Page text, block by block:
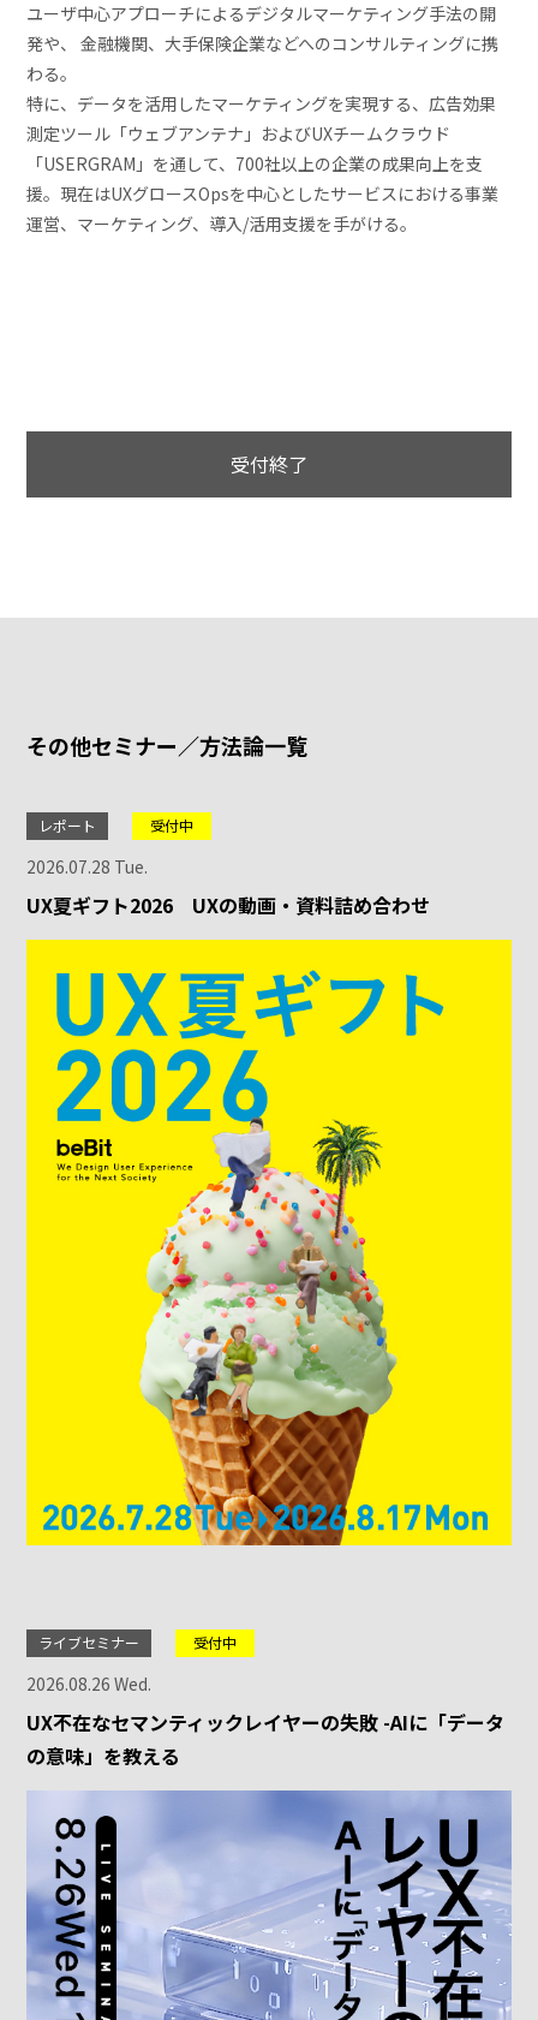
ユーザ中心アプローチによるデジタルマーケティング手法の開
発や、 金融機関、大手保険企業などへのコンサルティングに携
わる。
特に、データを活用したマーケティングを実現する、広告効果
測定ツール「ウェブアンテナ」およびUXチームクラウド
「USERGRAM」を通して、700社以上の企業の成果向上を支
援。現在はUXグロースOpsを中心としたサービスにおける事業
運営、マーケティング、導入/活用支援を手がける。
受付終了
その他セミナー／方法論一覧
レポート 受付中
2026.07.28 Tue.
UX夏ギフト2026 UXの動画・資料詰め合わせ
ライブセミナー 受付中
2026.08.26 Wed.
UX不在なセマンティックレイヤーの失敗 -AIに「データ
の意味」を教える